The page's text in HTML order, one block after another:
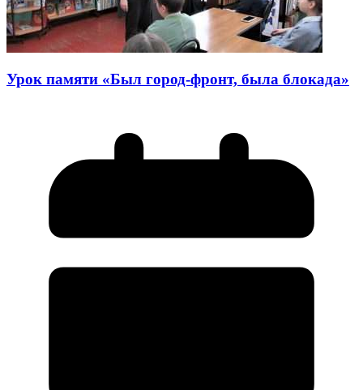
Урок памяти «Был город-фронт, была блокада»